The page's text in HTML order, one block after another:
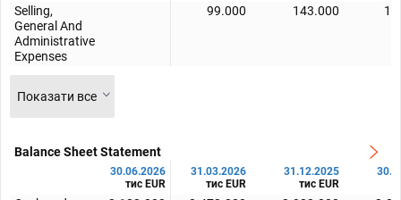
Selling,
General And
Administrative
Expenses
99.000 143.000
Показати все
Balance Sheet Statement
30.06.2026
тис EUR
31.03.2026
тис EUR
31.12.2025
тис EUR